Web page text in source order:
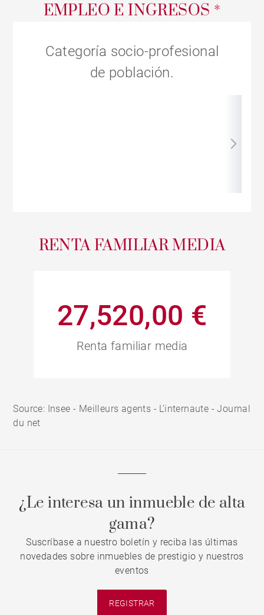
EMPLEO E INGRESOS *
Categoría socio-profesional
de población.
RENTA FAMILIAR MEDIA
27,520,00 €
Renta familiar media
Source: Insee - Meilleurs agents - L'internaute - Journal
du net
¿Le interesa un inmueble de alta
gama?
Suscríbase a nuestro boletín y reciba las últimas
novedades sobre inmuebles de prestigio y nuestros
eventos
REGISTRAR